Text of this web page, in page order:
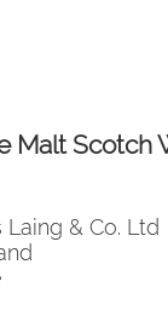
Malt Scotch
& Co. Ltd